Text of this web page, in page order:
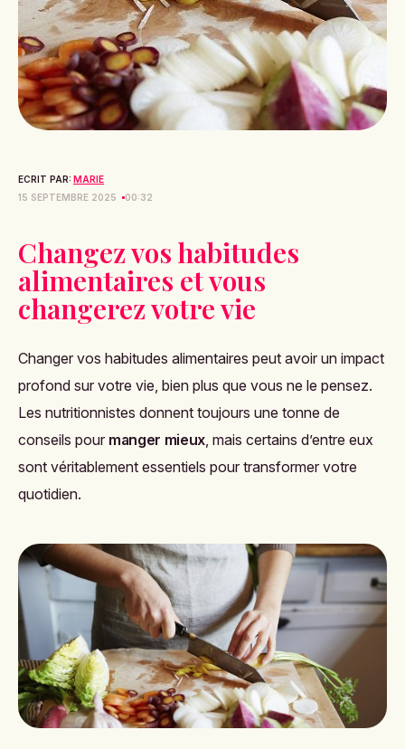
ECRIT PAR: MARIE
15 SEPTEMBRE 2025
00:32
Changez vos habitudes
alimentaires et vous
changerez votre vie
Changer vos habitudes alimentaires peut avoir un impact
profond sur votre vie, bien plus que vous ne le pensez.
Les nutritionnistes donnent toujours une tonne de
conseils pour manger mieux, mais certains d’entre eux
sont véritablement essentiels pour transformer votre
quotidien.